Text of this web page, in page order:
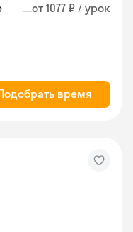
от 1077 ₽ / урок
время